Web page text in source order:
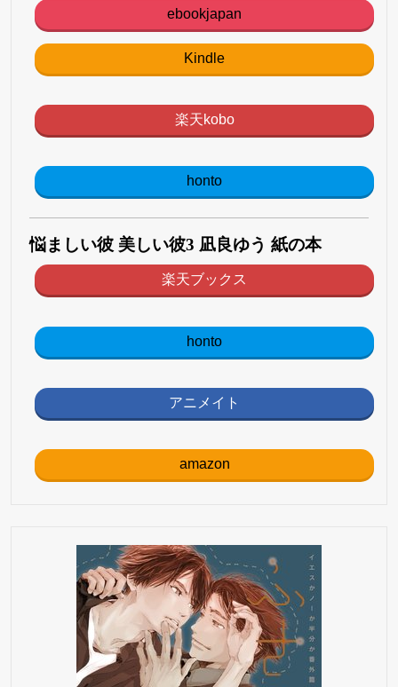
ebookjapan
Kindle
楽天kobo
honto
悩ましい彼 美しい彼3 凪良ゆう 紙の本
楽天ブックス
honto
アニメイト
amazon